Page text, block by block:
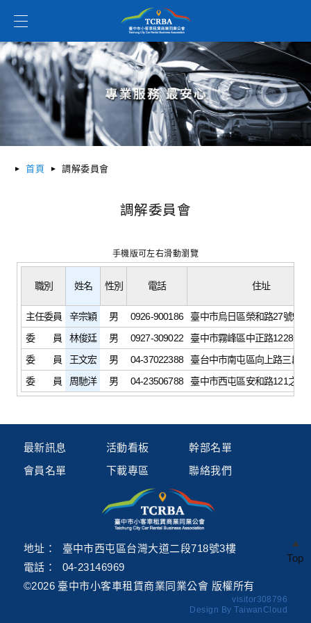
首頁 調解委員會
調解委員會
手機版可左右滑動瀏覽
職別 姓名 性別 電話 住址
主任委員 辛宗穎 男 0926-900186
臺中市烏日區榮和路27號5樓
委 員
林俊廷 男 0927-309022
臺中市霧峰區中正路1228號1
委 員
王文宏 男 04-37022388
臺台中市南屯區向上路三段
委 員
周馳洋 男 04-23506788 臺中市西屯區安和路121之21
Top
最新訊息 活動看板
幹部名單
會員名單
下載專區 聯絡我們
地址：
臺中市西屯區台灣大道二段718號3樓
電話：
04-23146969
©2026 臺中市小客車租賃商業同業公會 版權所有
visitor308796
Design By TaiwanCloud